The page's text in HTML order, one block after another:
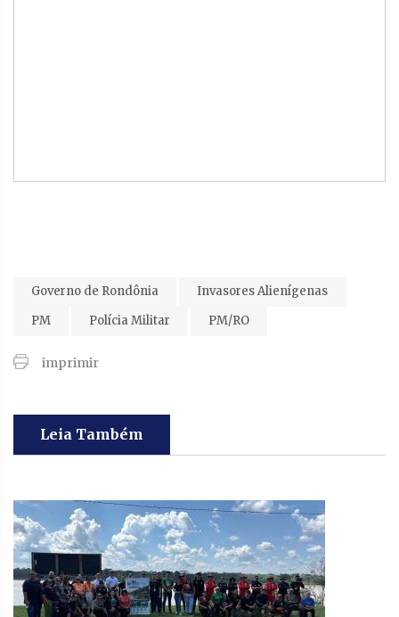
Governo de Rondônia
Invasores Alienígenas
PM
Polícia Militar PM/RO
imprimir
Leia Também